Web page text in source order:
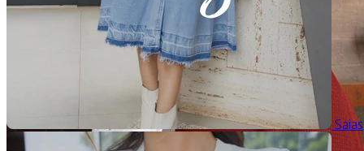
Saias